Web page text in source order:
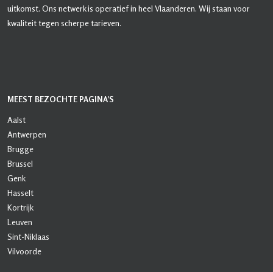
uitkomst. Ons netwerk is operatief in heel Vlaanderen. Wij staan voor
kwaliteit tegen scherpe tarieven.
MEEST BEZOCHTE PAGINA’S
Aalst
Antwerpen
Brugge
Brussel
Genk
Hasselt
Kortrijk
Leuven
Sint-Niklaas
Vilvoorde